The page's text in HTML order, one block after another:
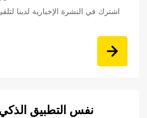
اشترك في النشرة الإخبارية لدينا
نفس التطبيق